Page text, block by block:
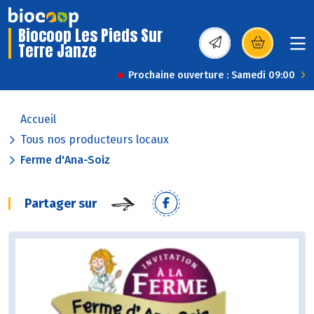
Biocoop Les Pieds Sur
Terre Janze (s’ouvre dans une
Prochaine ouverture : Samedi 09:00
Accueil
Tous nos producteurs locaux
Ferme d'Ana-Soiz
Partager sur